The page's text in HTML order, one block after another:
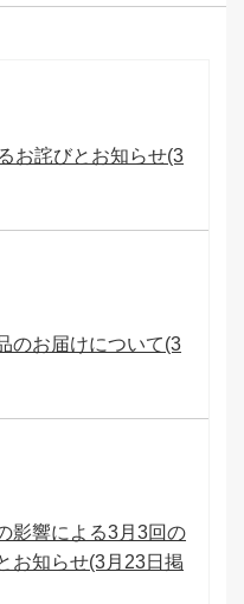
お詫びとお知らせ(3
のお届けについて(3
影響による3月3回の
お知らせ(3月23日掲